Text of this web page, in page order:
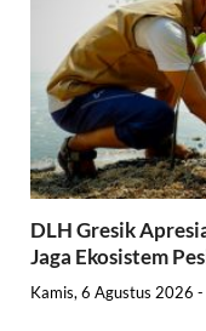
DLH Gresik
Jaga Ekosistem
Kamis, 6 Agustus 2026